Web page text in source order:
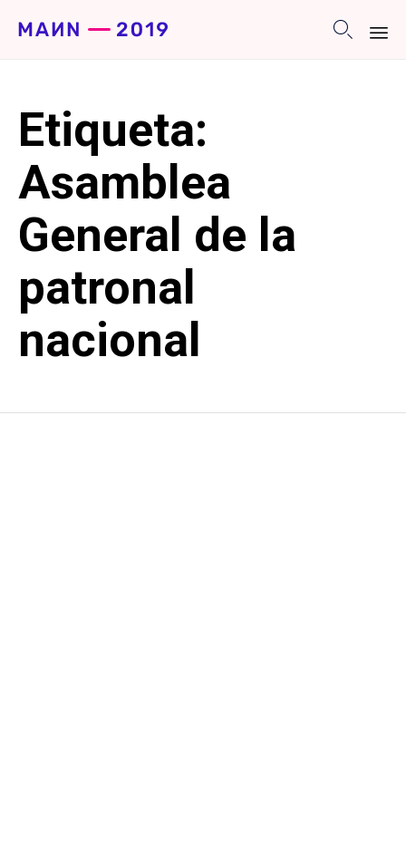

Etiqueta:
Asamblea
General de la
patronal
nacional